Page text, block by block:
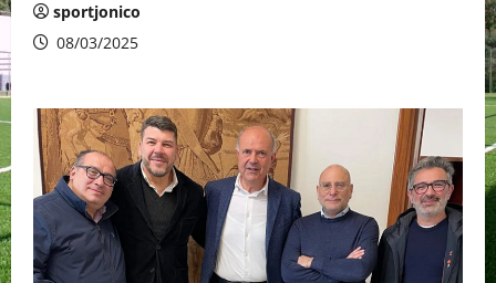
sportjonico
08/03/2025